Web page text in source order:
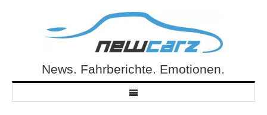
NewCarz.deNews. Fahrberichte. Emotionen.